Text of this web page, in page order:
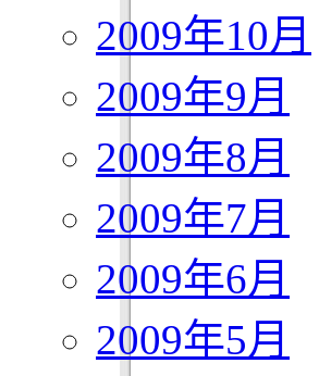
2009年10月
2009年9月
2009年8月
2009年7月
2009年6月
2009年5月